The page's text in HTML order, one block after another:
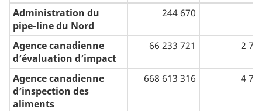
Administration du
pipe-line du Nord
244 670
Agence canadienne
d’évaluation d’impact
66 233 721 2
Agence canadienne
d’inspection des
aliments
668 613 316 4